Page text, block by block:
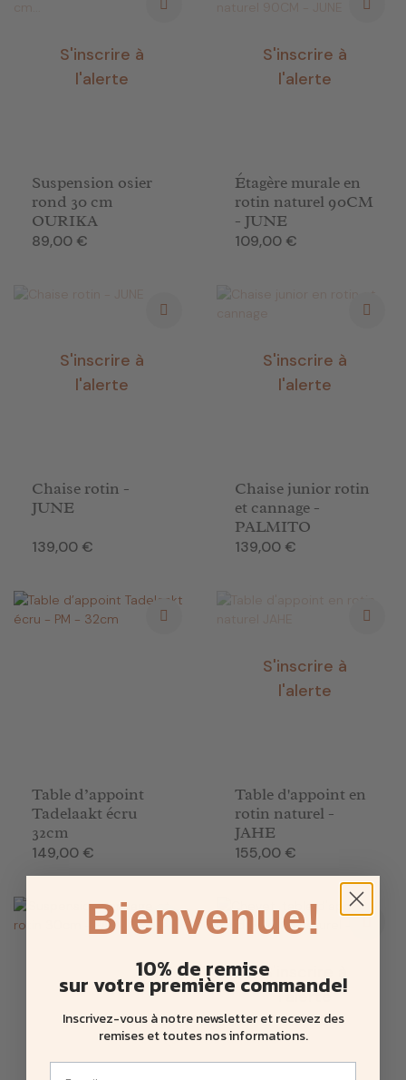
S'inscrire à
l'alerte
Suspension osier
rond 30 cm
OURIKA
Prix
89,00 €
S'inscrire à
l'alerte
Étagère murale en
rotin naturel 90CM
- JUNE
Prix
109,00 €
S'inscrire à
l'alerte
Chaise rotin -
JUNE
Prix
139,00 €
S'inscrire à
l'alerte
Chaise junior rotin
et cannage -
PALMITO
Prix
139,00 €
Table d’appoint
Tadelaakt écru
32cm
Prix
149,00 €
S'inscrire à
l'alerte
Table d'appoint en
rotin naturel -
JAHE
Prix
155,00 €
S'inscrire à
l'alerte
Bienvenue!
10% de remise
sur votre première commande!
Inscrivez-vous à notre newsletter et recevez des
remises et toutes nos informations.